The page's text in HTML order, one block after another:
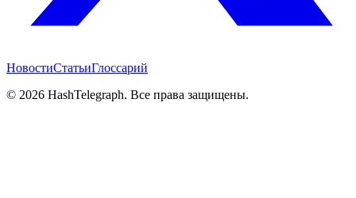
НовостиСтатьиГлоссарий
© 2026 HashTelegraph. Все права защищены.